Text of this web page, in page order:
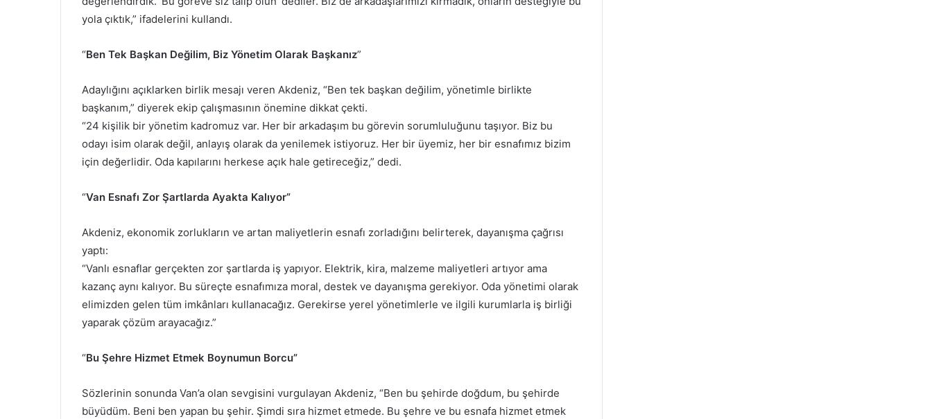
yola çıktık,” ifadelerini kullandı.
“Ben Tek Başkan Değilim, Biz Yönetim Olarak Başkanız”
Adaylığını açıklarken birlik mesajı veren Akdeniz, “Ben tek başkan değilim, yönetimle birlikte
başkanım,” diyerek ekip çalışmasının önemine dikkat çekti.
“24 kişilik bir yönetim kadromuz var. Her bir arkadaşım bu görevin sorumluluğunu taşıyor. Biz bu
odayı isim olarak değil, anlayış olarak da yenilemek istiyoruz. Her bir üyemiz, her bir esnafımız bizim
için değerlidir. Oda kapılarını herkese açık hale getireceğiz,” dedi.
“Van Esnafı Zor Şartlarda Ayakta Kalıyor”
Akdeniz, ekonomik zorlukların ve artan maliyetlerin esnafı zorladığını belirterek, dayanışma çağrısı
yaptı:
“Vanlı esnaflar gerçekten zor şartlarda iş yapıyor. Elektrik, kira, malzeme maliyetleri artıyor ama
kazanç aynı kalıyor. Bu süreçte esnafımıza moral, destek ve dayanışma gerekiyor. Oda yönetimi olarak
elimizden gelen tüm imkânları kullanacağız. Gerekirse yerel yönetimlerle ve ilgili kurumlarla iş birliği
yaparak çözüm arayacağız.”
“Bu Şehre Hizmet Etmek Boynumun Borcu”
Sözlerinin sonunda Van’a olan sevgisini vurgulayan Akdeniz, “Ben bu şehirde doğdum, bu şehirde
büyüdüm. Beni ben yapan bu şehir. Şimdi sıra hizmet etmede. Bu şehre ve bu esnafa hizmet etmek